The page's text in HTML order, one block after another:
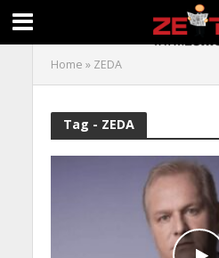
Home » ZEDA
Tag - ZEDA